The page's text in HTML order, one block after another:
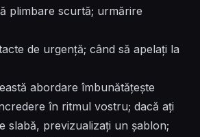
plimbare scurtă; urmărire
de urgență; când să apelați la
abordare îmbunătățește
în ritmul vostru; dacă ați
slabă, previzualizați un șablon;